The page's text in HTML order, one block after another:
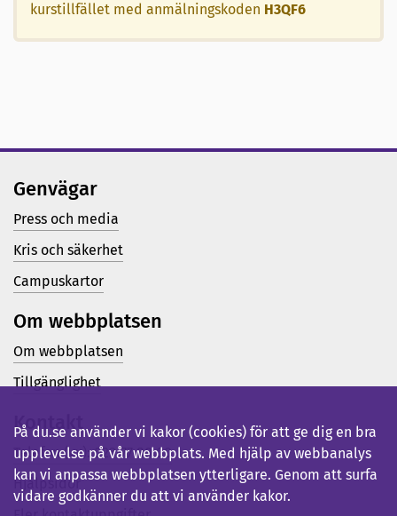
kurstillfället med anmälningskoden H3QF6
Genvägar
Press och media
Kris och säkerhet
Campuskartor
Om webbplatsen
Om webbplatsen
Tillgänglighet
Kontakt
Telefon (vx): 023-77 80 00
Hjälpsidor
På du.se använder vi kakor (cookies) för att ge dig en bra
upplevelse på vår webbplats. Med hjälp av webbanalys
kan vi anpassa webbplatsen ytterligare. Genom att surfa
vidare godkänner du att vi använder kakor.